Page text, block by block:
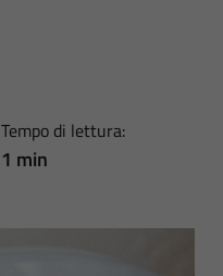
Tempo di lettura:
1 min